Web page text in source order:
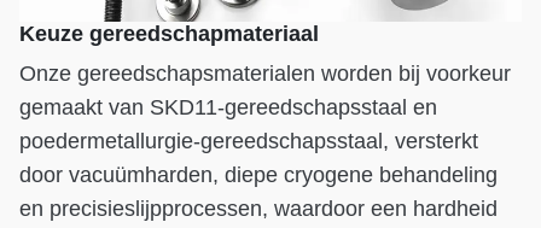
Keuze gereedschapmateriaal
Onze gereedschapsmaterialen worden bij voorkeur
gemaakt van SKD11-gereedschapsstaal en
poedermetallurgie-gereedschapsstaal, versterkt
door vacuümharden, diepe cryogene behandeling
en precisieslijpprocessen, waardoor een hardheid